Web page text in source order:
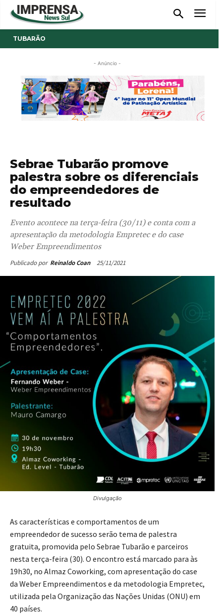
TUBARÃO
- Anúncio -
Sebrae Tubarão promove
palestra sobre os diferenciais
do empreendedores de
resultado
Evento acontece na terça-feira (30/11) e conta com a
apresentação da metodologia Empretec e do case
Weber Empreendimentos
Publicado por Reinaldo Coan 25/11/2021
Divulgação
As características e comportamentos de um
empreendedor de sucesso serão tema de palestra
gratuita, promovida pelo Sebrae Tubarão e parceiros
nesta terça-feira (30). O encontro está marcado para às
19h30, no Almaz Coworking, com apresentação do case
da Weber Empreendimentos e da metodologia Empretec,
utilizada pela Organização das Nações Unidas (ONU) em
40 países.